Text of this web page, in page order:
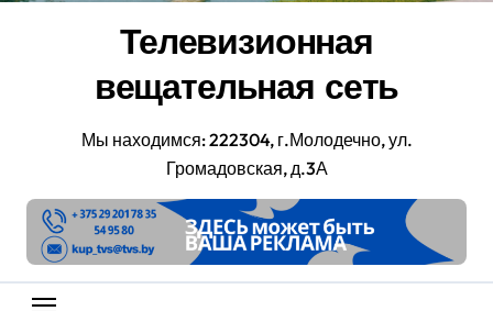
Телевизионная
вещательная сеть
Мы находимся: 222304, г.Молодечно, ул.
Громадовская, д.3А